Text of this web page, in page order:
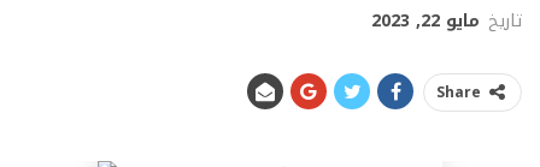
تاريخ مايو 22, 2023
Share